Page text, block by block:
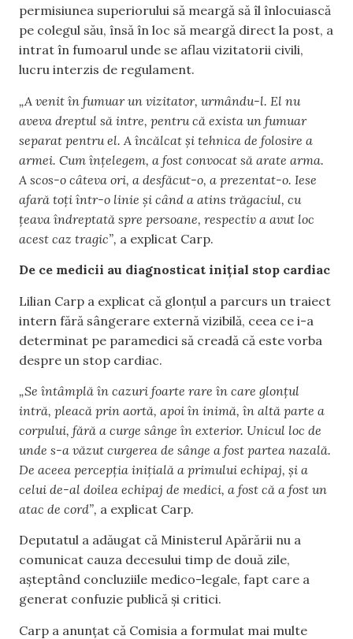
permisiunea superiorului să meargă să îl înlocuiască
pe colegul său, însă în loc să meargă direct la post, a
intrat în fumoarul unde se aflau vizitatorii civili,
lucru interzis de regulament.
„A venit în fumuar un vizitator, urmându-l. El nu
aveva dreptul să intre, pentru că exista un fumuar
separat pentru el. A încălcat și tehnica de folosire a
armei. Cum înțelegem, a fost convocat să arate arma.
A scos-o câteva ori, a desfăcut-o, a prezentat-o. Iese
afară toți într-o linie și când a atins trăgaciul, cu
țeava îndreptată spre persoane, respectiv a avut loc
acest caz tragic”, a explicat Carp.
De ce medicii au diagnosticat inițial stop cardiac
Lilian Carp a explicat că glonțul a parcurs un traiect
intern fără sângerare externă vizibilă, ceea ce i-a
determinat pe paramedici să creadă că este vorba
despre un stop cardiac.
„Se întâmplă în cazuri foarte rare în care glonțul
intră, pleacă prin aortă, apoi în inimă, în altă parte a
corpului, fără a curge sânge în exterior. Unicul loc de
unde s-a văzut curgerea de sânge a fost partea nazală.
De aceea percepția inițială a primului echipaj, și a
celui de-al doilea echipaj de medici, a fost că a fost un
atac de cord”, a explicat Carp.
Deputatul a adăugat că Ministerul Apărării nu a
comunicat cauza decesului timp de două zile,
așteptând concluziile medico-legale, fapt care a
generat confuzie publică și critici.
Carp a anunțat că Comisia a formulat mai multe